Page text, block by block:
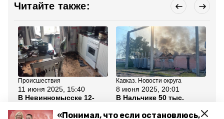
«Понимал, что если остановлюсь,
Читайте также:
Происшествия
11 июня 2025, 15:40
В Невинномысске 12-
обед и устроил пожар
Кавказ. Новости округа
8 июня 2025, 20:01
В Нальчике 50 тыс.
света из-за пожара на